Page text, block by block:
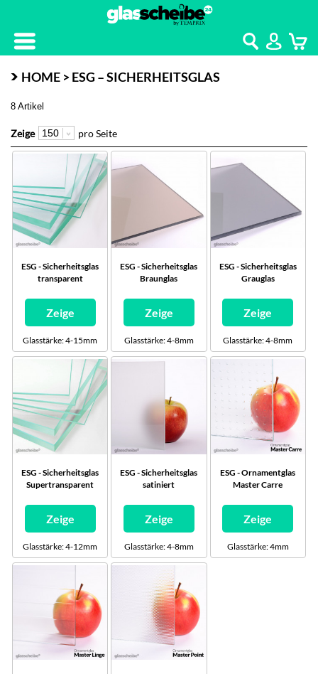
HOME > ESG – SICHERHEITSGLAS
8 Artikel
Zeige pro Seite
ESG - Sicherheitsglas
transparent
Zeige
Glasstärke: 4-15mm
ESG - Sicherheitsglas
Braunglas
Zeige
Glasstärke: 4-8mm
ESG - Sicherheitsglas
Grauglas
Zeige
Glasstärke: 4-8mm
ESG - Sicherheitsglas
Supertransparent
Zeige
Glasstärke: 4-12mm
ESG - Sicherheitsglas
satiniert
Zeige
Glasstärke: 4-8mm
ESG - Ornamentglas
Master Carre
Zeige
Glasstärke: 4mm